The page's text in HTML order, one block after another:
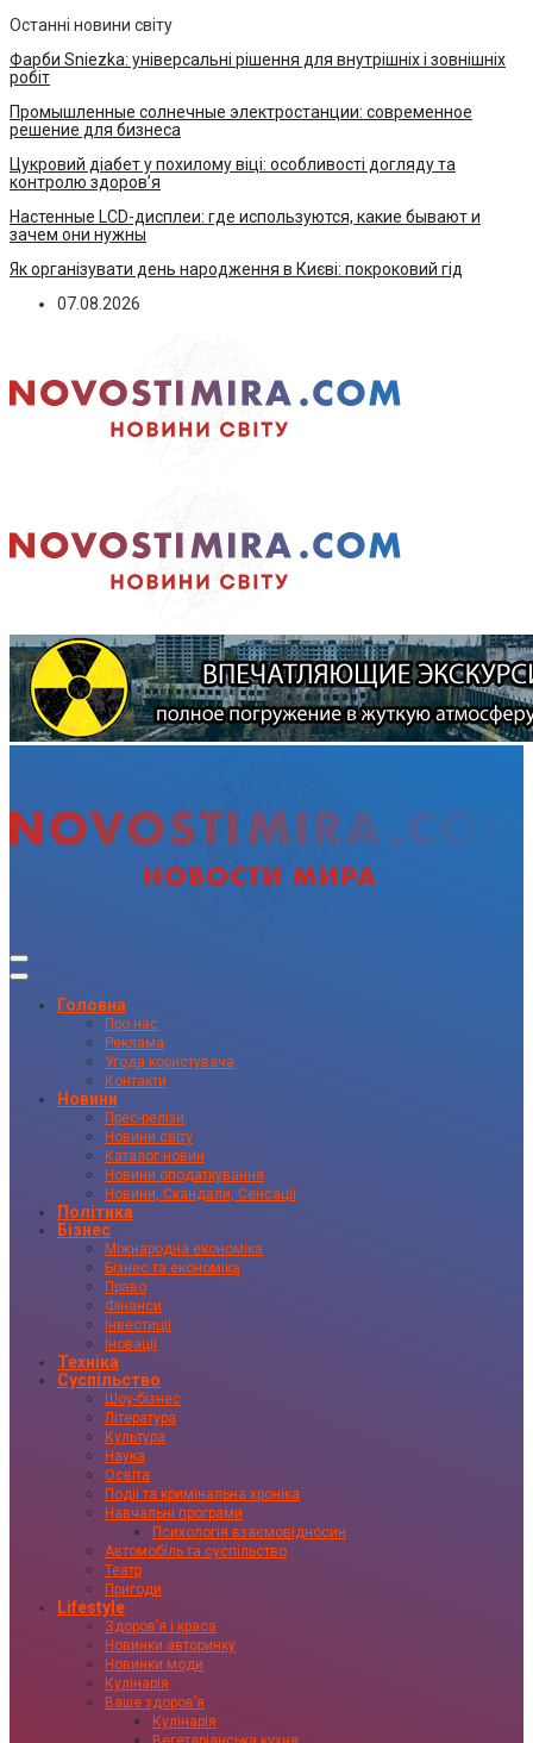
Останні новини світу
Фарби Sniezka: універсальні рішення для внутрішніх і зовнішніх
робіт
Промышленные солнечные электростанции: современное
решение для бизнеса
Цукровий діабет у похилому віці: особливості догляду та
контролю здоров’я
Настенные LCD-дисплеи: где используются, какие бывают и
зачем они нужны
Як організувати день народження в Києві: покроковий гід
07.08.2026
Головна
Про нас
Реклама
Угода користувача
Контакти
Новини
Прес-релізи
Новини світу
Каталог новин
Новини оподаткування
Новини, Скандали, Сенсації
Політика
Бізнес
Міжнародна економіка
Бізнес та економіка
Право
Фінанси
Інвестиції
Іновації
Техніка
Суспільство
Шоу-бізнес
Література
Культура
Наука
Освіта
Події та кримінальна хроніка
Навчальні програми
Психологія взаємовідносин
Автомобіль та суспільство
Театр
Пригоди
Lifestyle
Здоровʼя і краса
Новинки авторинку
Новинки моди
Кулінарія
Ваше здоровʼя
Кулінарія